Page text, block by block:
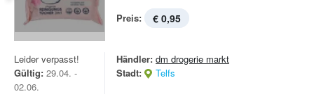
Preis: € 0,95
Leider verpasst!
Gültig: 29.04. -
02.06.
Händler: dm drogerie markt
Stadt:
Telfs